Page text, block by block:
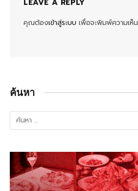
LEAVE A REPLY
คุณต้องเข้าสู่ระบบ เพื่อจะพิมพ์ความเห็น
ค้นหา